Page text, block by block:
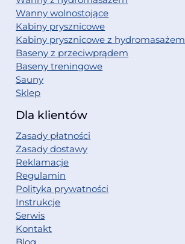
Wanny wolnostojące
Kabiny prysznicowe
Kabiny prysznicowe z hydromasażem
Baseny z przeciwprądem
Baseny treningowe
Sauny
Sklep
Dla klientów
Zasady płatności
Zasady dostawy
Reklamacje
Regulamin
Polityka prywatności
Instrukcje
Serwis
Kontakt
Blog